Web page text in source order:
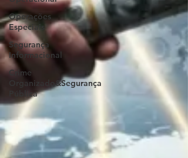
Operações
Especiais
Segurança
Informacional
Crime
Organizado&Segurança
Pública